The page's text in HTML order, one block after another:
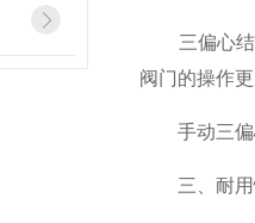
三偏心结构
阀门的操作
手动三偏心
三、耐用